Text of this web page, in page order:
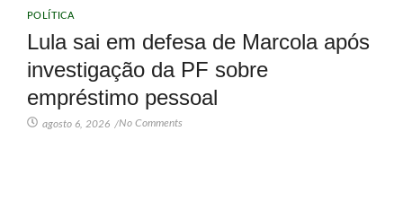
POLÍTICA
Lula sai em defesa de Marcola após
investigação da PF sobre
empréstimo pessoal
agosto 6, 2026 /No Comments